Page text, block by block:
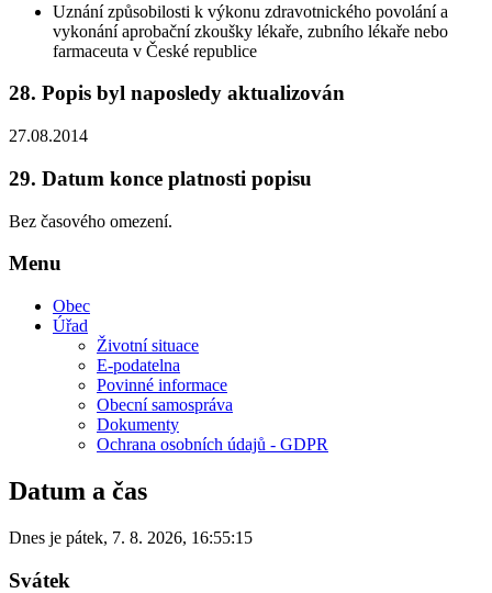
Uznání způsobilosti k výkonu zdravotnického povolání a
vykonání aprobační zkoušky lékaře, zubního lékaře nebo
farmaceuta v České republice
28. Popis byl naposledy aktualizován
27.08.2014
29. Datum konce platnosti popisu
Bez časového omezení.
Menu
Obec
Úřad
Životní situace
E-podatelna
Povinné informace
Obecní samospráva
Dokumenty
Ochrana osobních údajů - GDPR
Datum a čas
Dnes je pátek, 7. 8. 2026, 16:55:15
Svátek